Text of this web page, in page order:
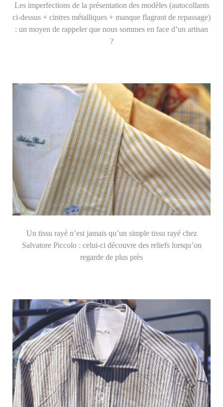
Les imperfections de la présentation des modèles (autocollants
ci-dessus + cintres métalliques + manque flagrant de repassage)
: un moyen de rappeler que nous sommes en face d’un artisan
?
Un tissu rayé n’est jamais qu’un simple tissu rayé chez
Salvatore Piccolo : celui-ci découvre des reliefs lorsqu’on
regarde de plus près